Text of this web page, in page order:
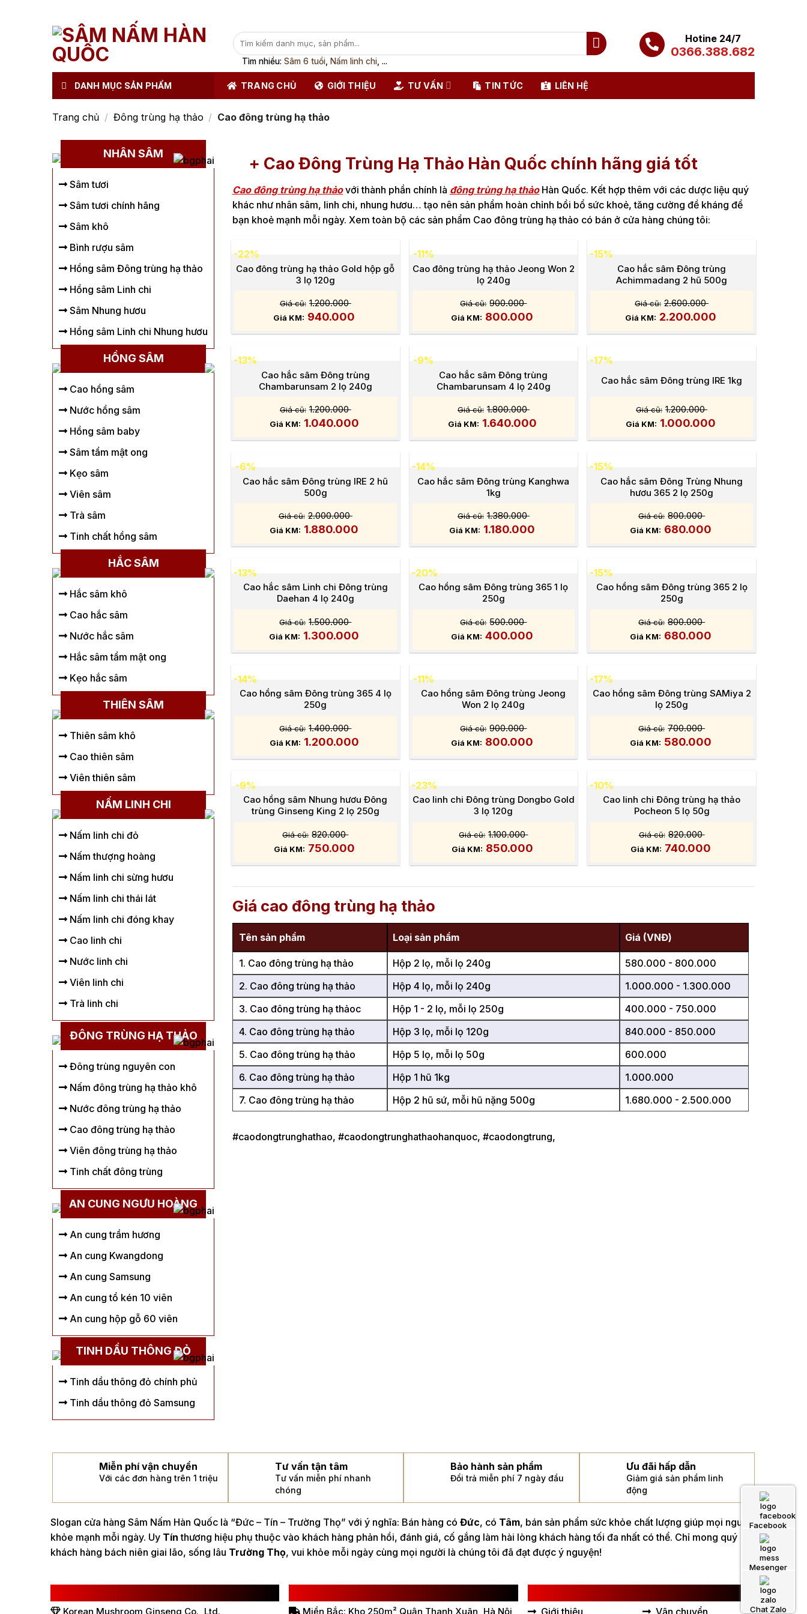
Tìm
kiếm:
Tìm nhiều: Sâm 6 tuổi Nấm linh chi , ...
Hotine 24/7
0366.388.682
DANH MỤC SẢN PHẨM TRANG CHỦ GIỚI THIỆU TƯ VẤN TIN TỨC LIÊN HỆ
Trang chủ / Đông trùng hạ thảo / Cao đông trùng hạ thảo
NHÂN SÂM
Sâm tươi
Sâm tươi chính hãng
Sâm khô
Bình rượu sâm
Hồng sâm Đông trùng hạ thảo
Hồng sâm Linh chi
Sâm Nhung hươu
Hồng sâm Linh chi Nhung hươu
HỒNG SÂM
Cao hồng sâm
Nước hồng sâm
Hồng sâm baby
Sâm tẩm mật ong
Kẹo sâm
Viên sâm
Trà sâm
Tinh chất hồng sâm
HẮC SÂM
Hắc sâm khô
Cao hắc sâm
Nước hắc sâm
Hắc sâm tẩm mật ong
Kẹo hắc sâm
THIÊN SÂM
Thiên sâm khô
Cao thiên sâm
Viên thiên sâm
NẤM LINH CHI
Nấm linh chi đỏ
Nấm thượng hoàng
Nấm linh chi sừng hươu
Nấm linh chi thái lát
Nấm linh chi đóng khay
Cao linh chi
Nước linh chi
Viên linh chi
Trà linh chi
ĐÔNG TRÙNG HẠ THẢO
Đông trùng nguyên con
Nấm đông trùng hạ thảo khô
Nước đông trùng hạ thảo
Cao đông trùng hạ thảo
Viên đông trùng hạ thảo
Tinh chất đông trùng
AN CUNG NGƯU HOÀNG
An cung trầm hương
An cung Kwangdong
An cung Samsung
An cung tổ kén 10 viên
An cung hộp gỗ 60 viên
TINH DẦU THÔNG ĐỎ
Tinh dầu thông đỏ chính phủ
Tinh dầu thông đỏ Samsung
+ Cao Đông Trùng Hạ Thảo Hàn Quốc chính hãng giá tốt
Cao đông trùng hạ thảovới thành phần chính là đông trùng hạ thảoHàn Quốc. Kết hợp thêm với các dược liệu quý
khác như nhân sâm, linh chi, nhung hươu… tạo nên sản phẩm hoàn chỉnh bồi bổ sức khoẻ, tăng cường đề kháng để
bạn khoẻ mạnh mỗi ngày. Xem toàn bộ các sản phẩm Cao đông trùng hạ thảo có bán ở cửa hàng chúng tôi:
-22%
Cao đông trùng hạ thảo Gold hộp gỗ
3 lọ 120g
1.200.000
940.000
-11%
Cao đông trùng hạ thảo Jeong Won 2
lọ 240g
900.000
800.000
-15%
Cao hắc sâm Đông trùng
Achimmadang 2 hũ 500g
2.600.000
2.200.000
-13%
Cao hắc sâm Đông trùng
Chambarunsam 2 lọ 240g
1.200.000
1.040.000
-9%
Cao hắc sâm Đông trùng
Chambarunsam 4 lọ 240g
1.800.000
1.640.000
-17%
Cao hắc sâm Đông trùng IRE 1kg
1.200.000
1.000.000
-6%
Cao hắc sâm Đông trùng IRE 2 hũ
500g
2.000.000
1.880.000
-14%
Cao hắc sâm Đông trùng Kanghwa
1kg
1.380.000
1.180.000
-15%
Cao hắc sâm Đông Trùng Nhung
hươu 365 2 lọ 250g
800.000
680.000
-13%
Cao hắc sâm Linh chi Đông trùng
Daehan 4 lọ 240g
1.500.000
1.300.000
-20%
Cao hồng sâm Đông trùng 365 1 lọ
250g
500.000
400.000
-15%
Cao hồng sâm Đông trùng 365 2 lọ
250g
800.000
680.000
-14%
Cao hồng sâm Đông trùng 365 4 lọ
250g
1.400.000
1.200.000
-11%
Cao hồng sâm Đông trùng Jeong
Won 2 lọ 240g
900.000
800.000
-17%
Cao hồng sâm Đông trùng SAMiya 2
lọ 250g
700.000
580.000
-9%
Cao hồng sâm Nhung hươu Đông
trùng Ginseng King 2 lọ 250g
820.000
750.000
-23%
Cao linh chi Đông trùng Dongbo Gold
3 lọ 120g
1.100.000
850.000
-10%
Cao linh chi Đông trùng hạ thảo
Pocheon 5 lọ 50g
820.000
740.000
Giá cao đông trùng hạ thảo
Tên sản phẩm Loại sản phẩm Giá (VNĐ)
1. Cao đông trùng hạ thảo Hộp 2 lọ, mỗi lọ 240g
580.000 - 800.000
2. Cao đông trùng hạ thảo
Hộp 4 lọ, mỗi lọ 240g
1.000.000 - 1.300.000
3. Cao đông trùng hạ thảoc
Hộp 1 - 2 lọ, mỗi lọ 250g
400.000 - 750.000
4. Cao đông trùng hạ thảo
Hộp 3 lọ, mỗi lọ 120g
840.000 - 850.000
5. Cao đông trùng hạ thảo
Hộp 5 lọ, mỗi lọ 50g
600.000
6. Cao đông trùng hạ thảo
Hộp 1 hũ 1kg
1.000.000
7. Cao đông trùng hạ thảo
Hộp 2 hũ sứ, mỗi hũ nặng 500g 1.680.000 - 2.500.000
#caodongtrunghathao, #caodongtrunghathaohanquoc, #caodongtrung,
Miễn phí vận chuyển
Với các đơn hàng trên 1 triệu
Tư vấn tận tâm
Tư vấn miễn phí nhanh
chóng
Bảo hành sản phẩm
Đổi trả miễn phí 7 ngày đầu
Ưu đãi hấp dẫn
Giảm giá sản phẩm linh
động
Slogan cửa hàng Sâm Nấm Hàn Quốc là “Đức – Tín – Trường Thọ” với ý nghĩa: Bán hàng có Đức, có Tâm, bán sản phẩm sức khỏe chất lượng giúp mọi người
khỏe mạnh mỗi ngày. Uy Tín thương hiệu phụ thuộc vào khách hàng phản hồi, đánh giá, cố gắng làm hài lòng khách hàng tối đa nhất có thể. Chỉ mong quý
khách hàng bách niên giai lão, sống lâu Trường Thọ, vui khỏe mỗi ngày cùng mọi người là chúng tôi đã đạt được ý nguyện!
Korean Mushroom Ginseng Co., Ltd. Miền Bắc: Kho 250m² Quận Thanh Xuân, Hà Nội Giới thiệu Vận chuyển
Facebook
Mesenger
Chat Zalo